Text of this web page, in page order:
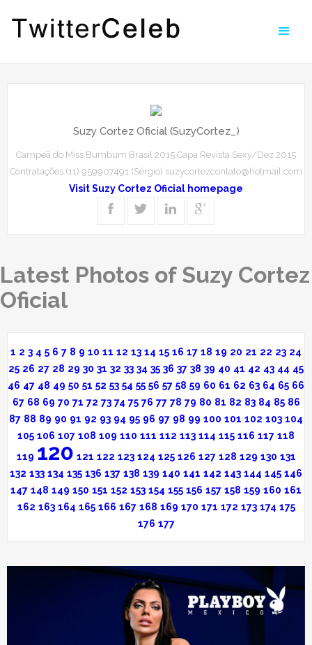
Suzy Cortez Oficial (SuzyCortez_)
Campeã do Miss Bumbum Brasil 2015 Capa Revista Sexy/Dez 2015
Contratações:(11) 959907491 (Sérgio) suzycortezcontato@hotmail.com
Visit Suzy Cortez Oficial homepage
Latest Photos of Suzy Cortez
Oficial
1 2 3 4 5 6 7 8 9 10 11 12 13 14 15 16 17 18 19 20 21 22 23 24
25 26 27 28 29 30 31 32 33 34 35 36 37 38 39 40 41 42 43 44 45
46 47 48 49 50 51 52 53 54 55 56 57 58 59 60 61 62 63 64 65 66
67 68 69 70 71 72 73 74 75 76 77 78 79 80 81 82 83 84 85 86
87 88 89 90 91 92 93 94 95 96 97 98 99 100 101 102 103 104
105 106 107 108 109 110 111 112 113 114 115 116 117 118
119 120 121 122 123 124 125 126 127 128 129 130 131
132 133 134 135 136 137 138 139 140 141 142 143 144 145 146
147 148 149 150 151 152 153 154 155 156 157 158 159 160 161
162 163 164 165 166 167 168 169 170 171 172 173 174 175
176 177